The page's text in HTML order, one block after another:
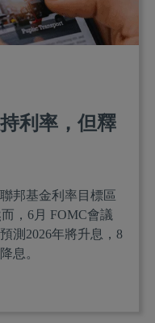
利率，但釋
邦基金利率目標區
，6月 FOMC會議
測2026年將升息，8
息。